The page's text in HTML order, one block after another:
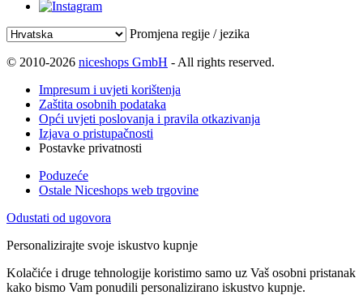
Promjena regije / jezika
© 2010-2026 niceshops GmbH - All rights reserved.
Impresum i uvjeti korištenja
Zaštita osobnih podataka
Opći uvjeti poslovanja i pravila otkazivanja
Izjava o pristupačnosti
Postavke privatnosti
Poduzeće
Ostale Niceshops web trgovine
Odustati od ugovora
Personalizirajte svoje iskustvo kupnje
Kolačiće i druge tehnologije koristimo samo uz Vaš osobni pristanak
kako bismo Vam ponudili personalizirano iskustvo kupnje.